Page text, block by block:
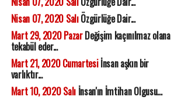
Nisan 07, 2020 SalıÖzgürlüğe Dair...
Mart 29, 2020 PazarDeğişim kaçınılmaz olana
tekabül eder...
Mart 21, 2020 Cumartesiİnsan aşkın bir
varlıktır...
Mart 10, 2020 Salıİnsan'ın İmtihan Olgusu...